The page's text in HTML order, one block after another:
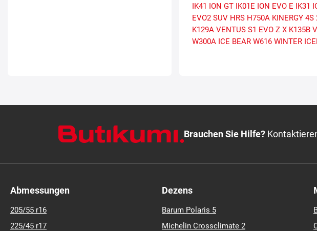
IK41 ION GT IK01E ION EVO E IK31
EVO2 SUV HRS H750A KINERGY 4S
K129A VENTUS S1 EVO Z X K135B
W300A ICE BEAR W616 WINTER
Brauchen Sie Hilfe?
Abmessungen
205/55 r16
225/45 r17
Dezens
Barum Polaris 5
Michelin Crossclimate 2